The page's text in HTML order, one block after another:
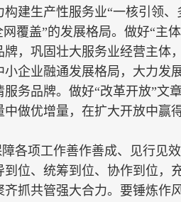
建生产性服务业“一核引领
覆盖”的发展格局。做好“主
，巩固壮大服务业经营主体
企业融通发展格局，大力发
务品牌。做好“改革开放”文
做优增量，在扩大开放中赢
各项工作善作善成、见行见
位、统筹到位、协作到位，
抓共管强大合力。要锤炼作